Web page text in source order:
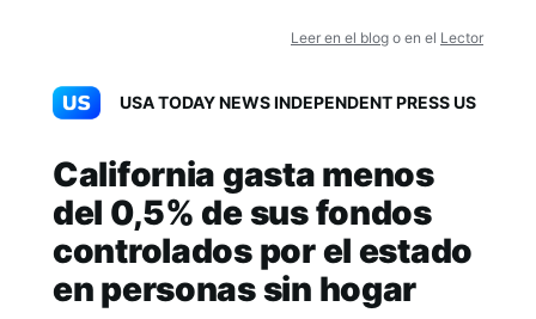
Leer en el blog o en el Lector
USA TODAY NEWS INDEPENDENT PRESS US
California gasta menos
del 0,5% de sus fondos
controlados por el estado
en personas sin hogar